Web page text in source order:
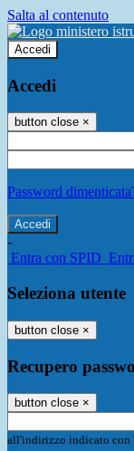
Salta al contenuto
Accedi
Accedi
button close ×
Password
-
Entra con SPID
Seleziona utente
button close ×
Recupero
button close ×
all'indirizzo indicato con